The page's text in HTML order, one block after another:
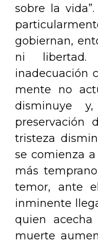
sobre la
gobiernan,
ni
inadecuación
mente no
disminuye
preservación
tristeza
se comienza
más
temor, ante
inminente
quien
muerte